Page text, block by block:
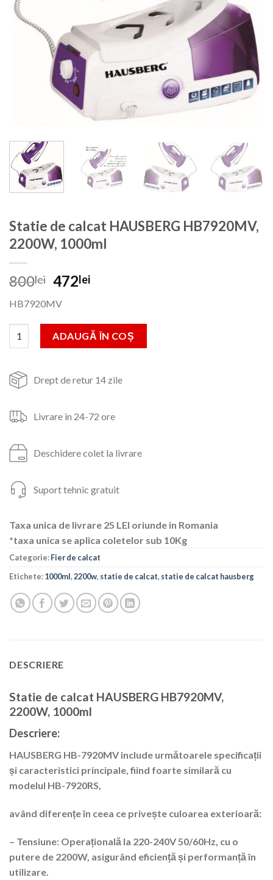
Statie de calcat HAUSBERG HB7920MV,
2200W, 1000ml
800lei Prețul
a
fost:
800lei.
472leiPrețul
472lei.
HB7920MV
Cantitate Statie de calcat HAUSBERG HB7920MV, 2200W,
ADAUGĂ ÎN COȘ
Drept de retur 14 zile
Livrare in 24-72 ore
Deschidere colet la livrare
Suport tehnic gratuit
Taxa unica de livrare 25 LEI oriunde in Romania
*taxa unica se aplica coletelor sub 10Kg
Categorie:Fier de calcat
Etichete:1000ml,2200w, statie de calcat, statie de calcat hausberg
DESCRIERE
Statie de calcat HAUSBERG HB7920MV,
2200W, 1000ml
Descriere:
HAUSBERG HB-7920MV include următoarele specificații
și caracteristici principale, fiind foarte similară cu
modelul HB-7920RS,
având diferențe în ceea ce privește culoarea exterioară:
– Tensiune: Operațională la 220-240V 50/60Hz, cu o
putere de 2200W, asigurând eficiență și performanță în
utilizare.